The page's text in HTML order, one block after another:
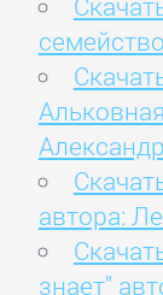
автора:
знает"